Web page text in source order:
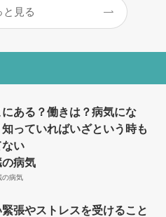
と見る
にある？働きは？病気にな
知っていればいざという時も
い
の病気
の病気
張やストレスを受けること